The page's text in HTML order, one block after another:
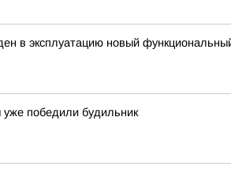
в эксплуатацию новый
победили будильник